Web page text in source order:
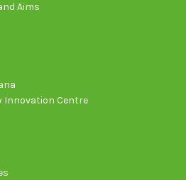
Aims
Innovation Centre